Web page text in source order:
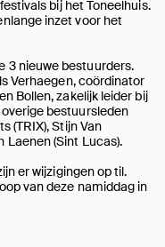
bij het Toneelhuis.
inzet voor het
3 nieuwe bestuurders.
Verhaegen, coördinator
Bollen, zakelijk leider bij
bestuursleden
(TRIX), Stijn Van
Laenen (Sint Lucas).
er wijzigingen op til.
van deze namiddag in